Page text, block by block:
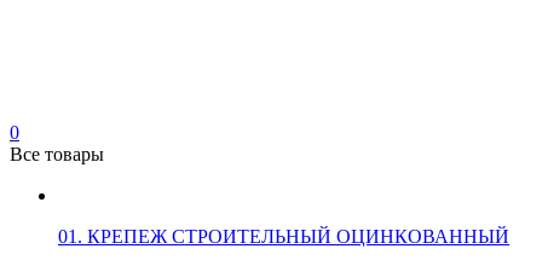
0
Все товары
01. КРЕПЕЖ СТРОИТЕЛЬНЫЙ ОЦИНКОВАННЫЙ